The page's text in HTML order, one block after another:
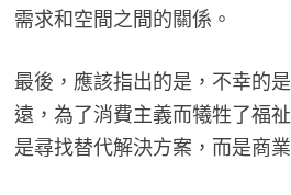
需求和空間之間的關係。
最後，應該指出的是，不幸的
遠，為了消費主義而犧牲了福
是尋找替代解決方案，而是商